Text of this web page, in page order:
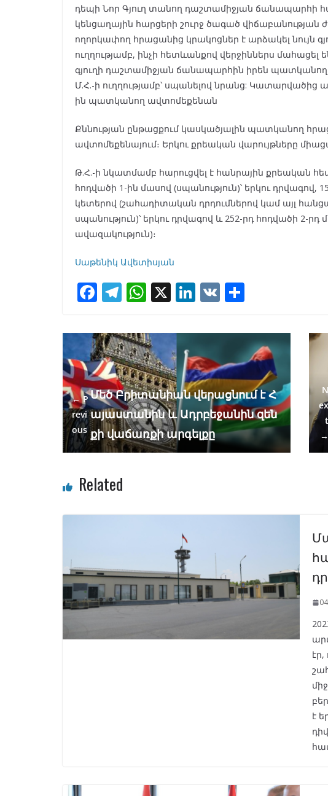
դեպի Նոր Գյուղ տանող դաշտամիջյան ճանապարհի
կենցաղային հարցերի շուրջ ծագած
ողորկափող հրացանից կրակոցներ է արձակել նույն
ուղղությամբ, ինչի հետևանքով վերջիններս
գյուղի դաշտամիջյան ճանապարհին իրեն
Մ.Հ.-ի ուղղությամբ՝ սպանելով նրանց:
ին պատկանող ավտոմեքենան
Քննության ընթացքում կասկածյալին պատկանող
ավտոմեքենայում։ Երկու քրեական վարույթները
Թ.Հ.-ի նկատմամբ հարուցվել է հանրային քրեական
հոդվածի 1-ին մասով (սպանություն)՝ երկու դրվագով,
կետերով (շահադիտական դրդումներով կամ այլ
սպանություն)՝ երկու դրվագով և 252-րդ հոդվածի 2-
ավազակություն)։
Սաթենիկ Ավետիսյան
F
e
b
o
o
k
T
e
gr
a
m
W
at
s
A
p
p
X Li
k
e
dI
n
V
ar
e
← P
revi
ous
Մեծ Բրիտանիան վերացնում է Հ
այաստանին և Ադրբեջանին զեն
քի վաճառքի արգելքը
N
t
→
Related
է